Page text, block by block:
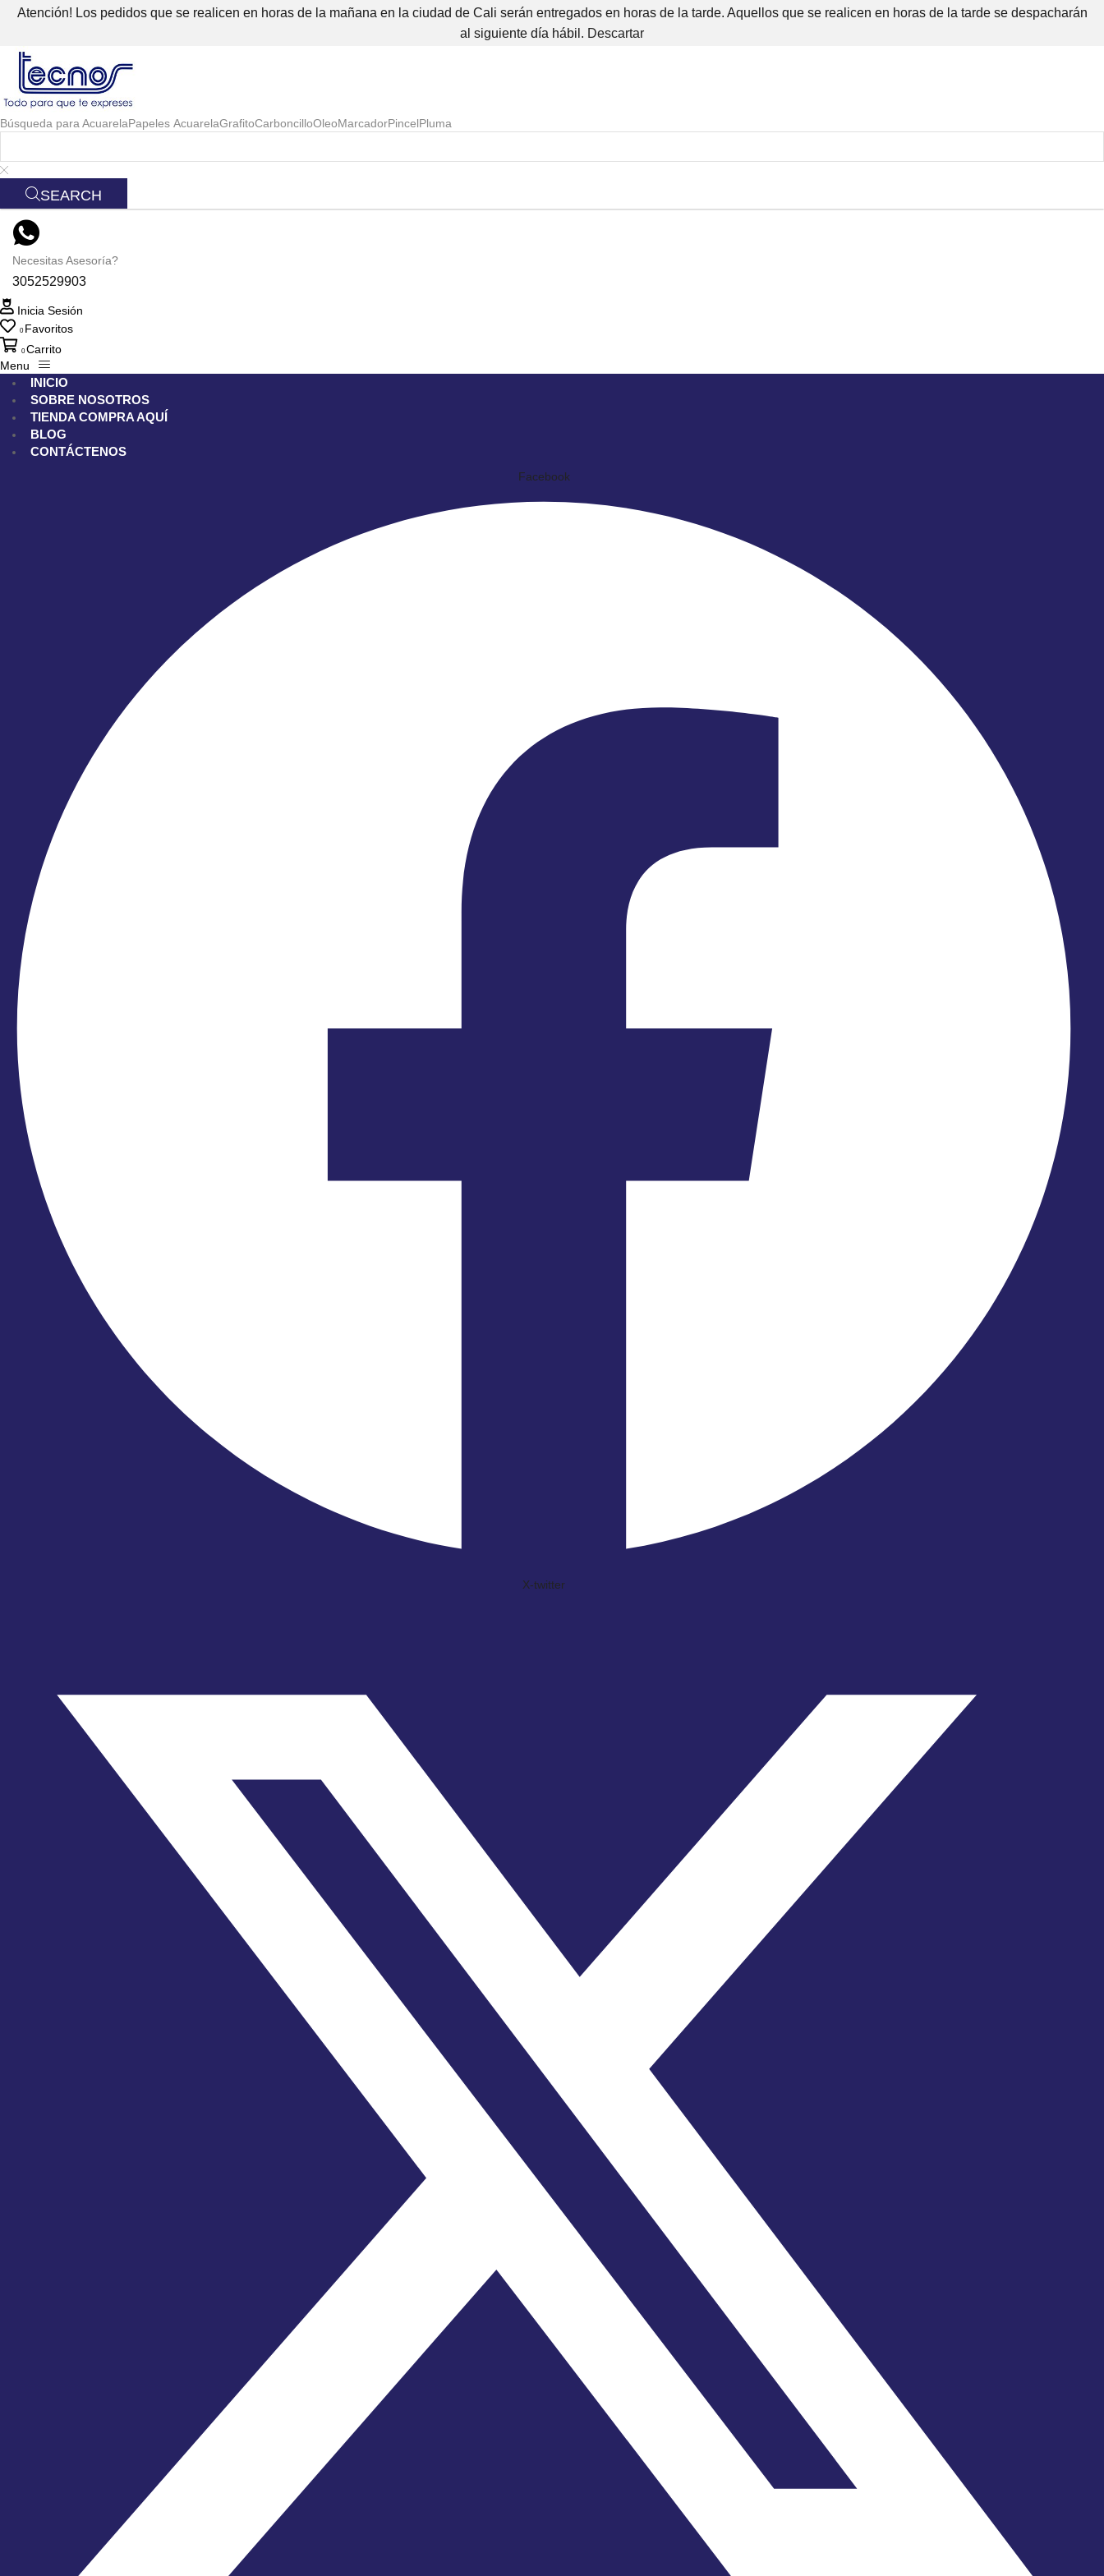
Atención! Los pedidos que se realicen en horas de la mañana en la ciudad de Cali serán entregados en horas de la tarde. Aquellos que se realicen en horas de la tarde se despacharán
al siguiente día hábil. Descartar
Búsqueda para AcuarelaPapeles AcuarelaGrafitoCarboncilloOleoMarcadorPincelPluma
SEARCH
Necesitas Asesoría?
3052529903
Inicia Sesión
0 Favoritos
0Carrito
Menu
INICIO
SOBRE NOSOTROS
TIENDA COMPRA AQUÍ
BLOG
CONTÁCTENOS
Facebook
X-twitter